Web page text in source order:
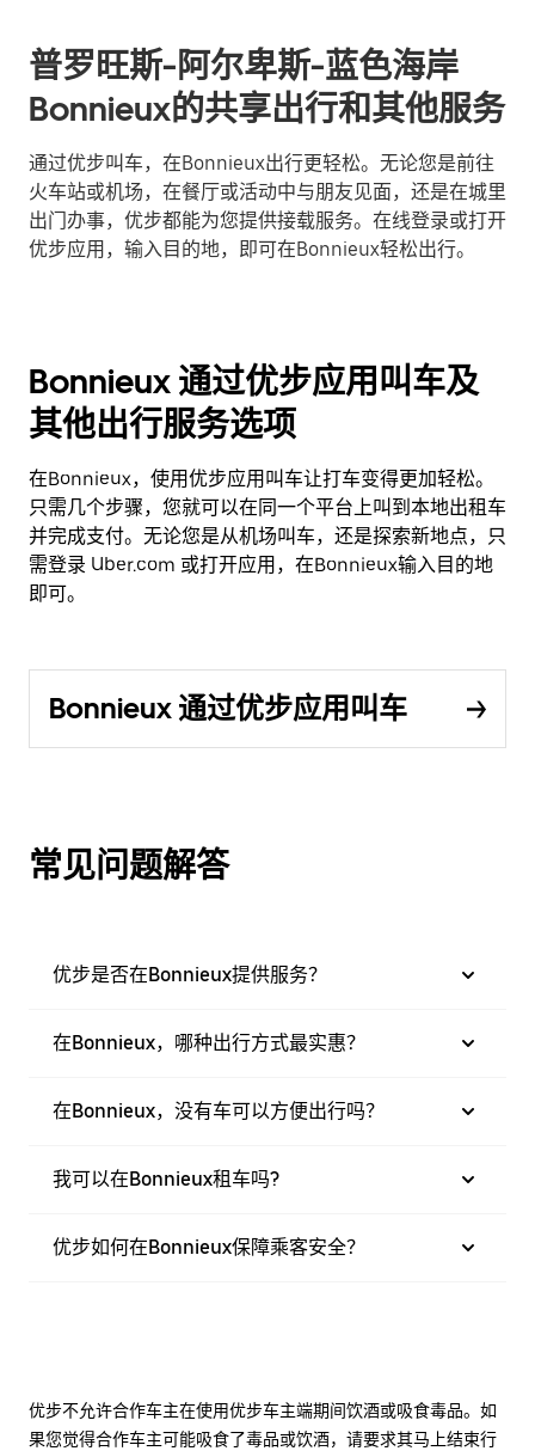
普罗旺斯-阿尔卑斯-蓝色海岸
Bonnieux的共享出行和其他服务
通过优步叫车，在Bonnieux出行更轻松。无论您是前往
火车站或机场，在餐厅或活动中与朋友见面，还是在城里
出门办事，优步都能为您提供接载服务。在线登录或打开
优步应用，输入目的地，即可在Bonnieux轻松出行。
Bonnieux 通过优步应用叫车及
其他出行服务选项
在Bonnieux，使用优步应用叫车让打车变得更加轻松。
只需几个步骤，您就可以在同一个平台上叫到本地出租车
并完成支付。无论您是从机场叫车，还是探索新地点，只
需登录 Uber.com 或打开应用，在Bonnieux输入目的地
即可。
Bonnieux 通过优步应用叫车
常见问题解答
优步是否在Bonnieux提供服务？
在Bonnieux，哪种出行方式最实惠？
在Bonnieux，没有车可以方便出行吗？
我可以在Bonnieux租车吗?
优步如何在Bonnieux保障乘客安全？
优步不允许合作车主在使用优步车主端期间饮酒或吸食毒品。如
果您觉得合作车主可能吸食了毒品或饮酒，请要求其马上结束行